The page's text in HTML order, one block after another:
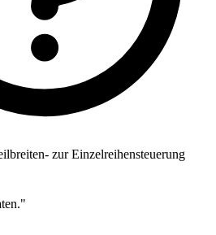
zur Einzelreihensteuerung